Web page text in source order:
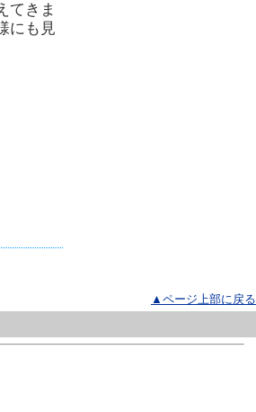
てきま
にも見
▲ページ上部に戻る